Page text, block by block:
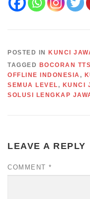
POSTED IN
KUNCI
TAGGED
BOCORAN
OFFLINE INDONESIA ,
SEMUA LEVEL , KUNCI
SOLUSI LENGKAP
LEAVE A REPLY
COMMENT *